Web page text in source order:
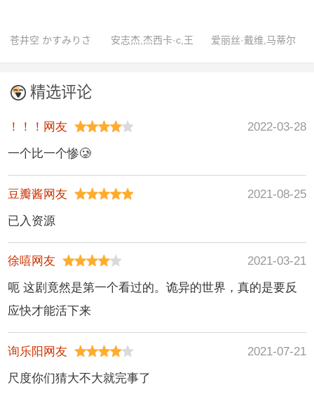
苍井空 かすみりさ
安志杰,杰西卡·c,王
爱丽丝·戴维,马蒂尔
精选评论
！！！网友
2022-03-28
一个比一个惨🥲
豆瓣酱网友
2021-08-25
已入资源
徐嘻网友
2021-03-21
呃 这剧竟然是第一个看过的。诡异的世界，真的是要反
应快才能活下来
询乐阳网友
2021-07-21
尺度你们猜大不大就完事了